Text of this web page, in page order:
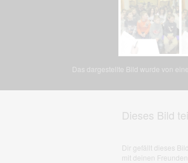
Das dargestellte Bild wurde von
Dieses Bild
Dir gefällt dieses
mit deinen